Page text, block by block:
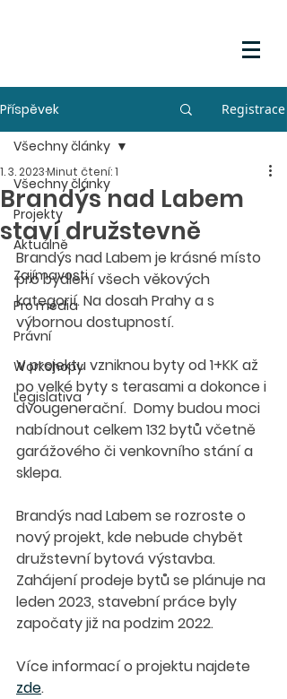
Příspěvek Registrace
Všechny články
Projekty
Aktuálně
Zajímavosti
Pro média
Právní
Workshopy
Legislativa
Všechny články
Brandýs nad Labem
staví družstevně
1. 3. 2023Minut čtení: 1
Brandýs nad Labem je krásné místo
pro bydlení všech věkových
kategorií. Na dosah Prahy a s
výbornou dostupností.
V projektu vzniknou byty od 1+KK až
po velké byty s terasami a dokonce i
dvougenerační.  Domy budou moci
nabídnout celkem 132 bytů včetně
garážového či venkovního stání a
sklepa.
Brandýs nad Labem se rozroste o
nový projekt, kde nebude chybět
družstevní bytová výstavba.
Zahájení prodeje bytů se plánuje na
leden 2023, stavební práce byly
započaty již na podzim 2022.
Více informací o projektu najdete
zde.